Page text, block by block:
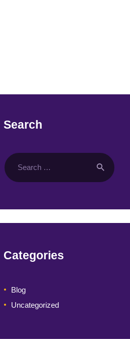
Search
Categories
Blog
Uncategorized